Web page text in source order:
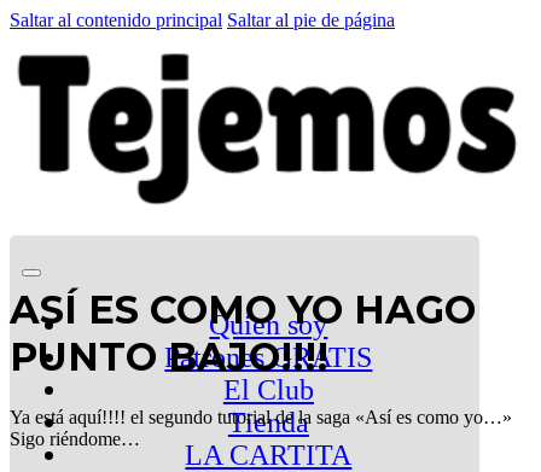
Saltar al contenido principal Saltar al pie de página
Quien soy
Patrones GRATIS
El Club
Tienda
LA CARTITA
ASÍ ES COMO YO HAGO
PUNTO BAJO!!!!
Ya está aquí!!!! el segundo tutorial de la saga «Así es como yo…»
Sigo riéndome…